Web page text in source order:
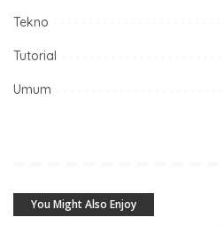
Tekno
Tutorial
Umum
You Might Also Enjoy